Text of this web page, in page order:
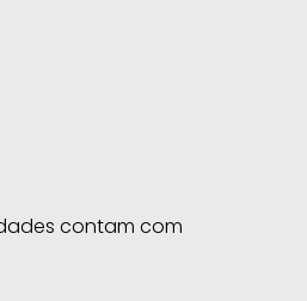
contam com